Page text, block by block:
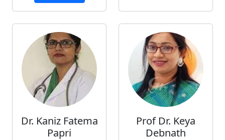
Dr. Kaniz Fatema
Papri
Prof Dr. Keya
Debnath